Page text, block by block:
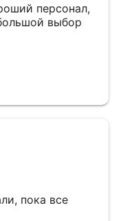
персонал,
выбор
пока все